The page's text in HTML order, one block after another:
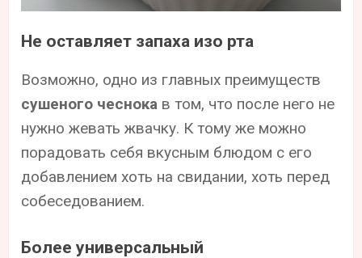
Не оставляет запаха изо рта
Возможно, одно из главных преимуществ
сушеного чеснока в том, что после него не
нужно жевать жвачку. К тому же можно
порадовать себя вкусным блюдом с его
добавлением хоть на свидании, хоть перед
собеседованием.
Более универсальный